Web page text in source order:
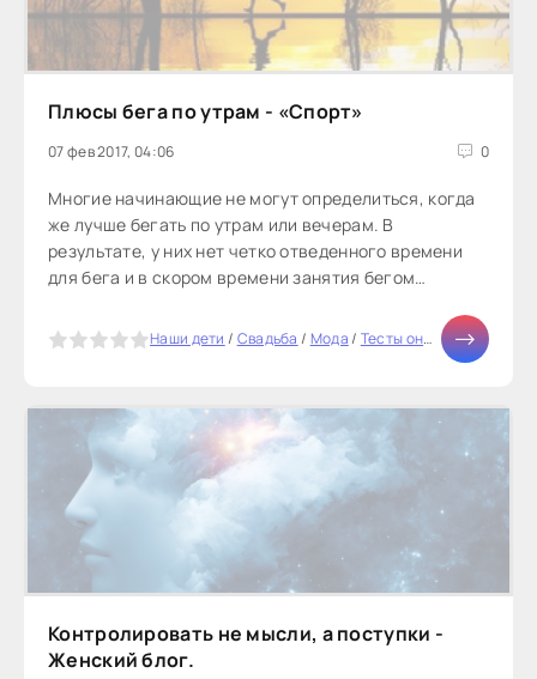
Плюсы бега по утрам - «Спорт»
07 фев 2017, 04:06 0
Многие начинающие не могут определиться, когда
же лучше бегать по утрам или вечерам. В
результате, у них нет четко отведенного времени
для бега и в скором времени занятия бегом
Наши дети / Свадьба / Мода/ Тесты онлайн /Здоровье
Контролировать не мысли, а поступки -
Женский блог.